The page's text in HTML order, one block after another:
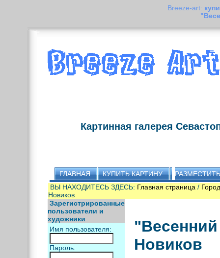
Breeze-art:
Картинная галерея
ГЛАВНАЯ КУПИТЬ КАРТИНУ
ВЫ НАХОДИТЕСЬ ЗДЕСЬ: Главная страница /
Новиков
Зарегистрированные
пользователи и
художники
Имя пользователя:
Пароль:
Новиков